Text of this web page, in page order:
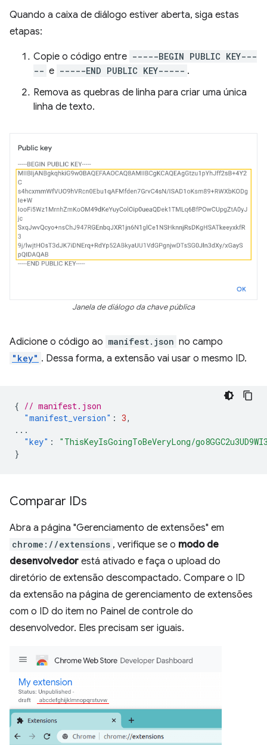
Quando a caixa de diálogo estiver aberta, siga estas
etapas:
Copie o código entre -----BEGIN PUBLIC KEY---
-- e -----END PUBLIC KEY----- .
Remova as quebras de linha para criar uma única
linha de texto.
Janela de diálogo da chave pública
Adicione o código ao manifest.json no campo
"key" . Dessa forma, a extensão vai usar o mesmo ID.
{ // manifest.json
"manifest_version" : 3,
...
"key" :
"ThisKeyIsGoingToBeVeryLong/
}
Comparar IDs
Abra a página "Gerenciamento de extensões" em
chrome://extensions , verifique se o modo de
desenvolvedor está ativado e faça o upload do
diretório de extensão descompactado. Compare o ID
da extensão na página de gerenciamento de extensões
com o ID do item no Painel de controle do
desenvolvedor. Eles precisam ser iguais.